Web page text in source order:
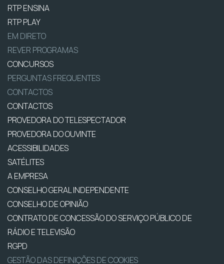
RTP ENSINA
RTP PLAY
EM DIRETO
REVER PROGRAMAS
CONCURSOS
PERGUNTAS FREQUENTES
CONTACTOS
CONTACTOS
PROVEDORA DO TELESPECTADOR
PROVEDORA DO OUVINTE
ACESSIBILIDADES
SATÉLITES
A EMPRESA
CONSELHO GERAL INDEPENDENTE
CONSELHO DE OPINIÃO
CONTRATO DE CONCESSÃO DO SERVIÇO PÚBLICO DE
RÁDIO E TELEVISÃO
RGPD
GESTÃO DAS DEFINIÇÕES DE COOKIES